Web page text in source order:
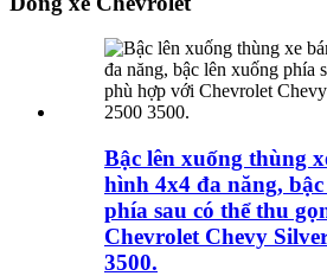
Bậc lên xuống thùng
hình 4x4 đa năng,
phía sau có thể thu
Chevrolet Chevy
3500.